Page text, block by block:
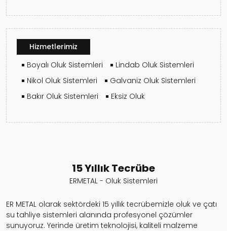
15 Yıllık Tecrübe
ERMETAL - Oluk Sistemleri
ER METAL olarak sektördeki 15 yıllık tecrübemizle oluk ve çatı
su tahliye sistemleri alanında profesyonel çözümler
sunuyoruz. Yerinde üretim teknolojisi, kaliteli malzeme
Hizmetlerimiz
Boyalı Oluk Sistemleri
Lindab Oluk Sistemleri
Nikol Oluk Sistemleri
Galvaniz Oluk Sistemleri
Bakır Oluk Sistemleri
Eksiz Oluk